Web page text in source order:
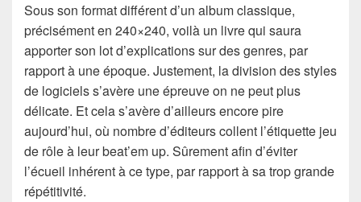
Sous son format différent d’un album classique,
précisément en 240×240, voilà un livre qui saura
apporter son lot d’explications sur des genres, par
rapport à une époque. Justement, la division des styles
de logiciels s’avère une épreuve on ne peut plus
délicate. Et cela s’avère d’ailleurs encore pire
aujourd’hui, où nombre d’éditeurs collent l’étiquette jeu
de rôle à leur beat’em up. Sûrement afin d’éviter
l’écueil inhérent à ce type, par rapport à sa trop grande
répétitivité.